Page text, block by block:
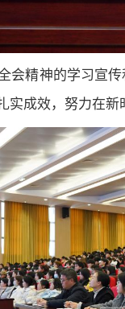
会精神的学习宣
成效，努力在新